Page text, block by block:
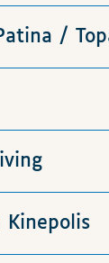
/
Kinepolis